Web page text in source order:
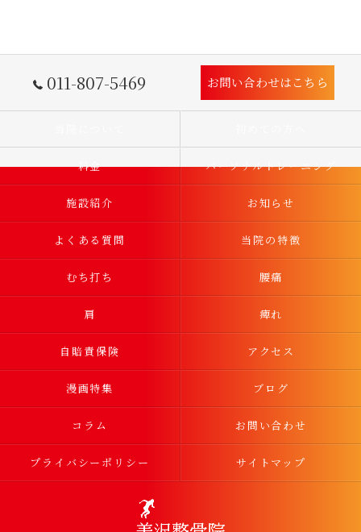
011-807-5469 お問い合わせはこちら
料金 パーソナルトレーニング
施設紹介 お知らせ
よくある質問 当院の特徴
むち打ち 腰痛
肩 痺れ
自賠責保険 アクセス
漫画特集 ブログ
コラム お問い合わせ
プライバシーポリシー サイトマップ